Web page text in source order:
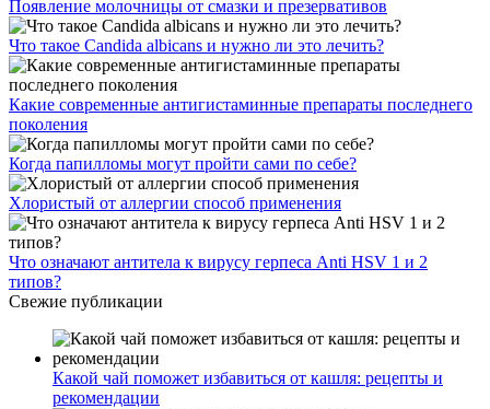
Появление молочницы от смазки и презервативов
Что такое Candida albicans и нужно ли это лечить?
Какие современные антигистаминные препараты последнего
поколения
Когда папилломы могут пройти сами по себе?
Хлористый от аллергии способ применения
Что означают антитела к вирусу герпеса Anti HSV 1 и 2
типов?
Свежие публикации
Какой чай поможет избавиться от кашля: рецепты и
рекомендации